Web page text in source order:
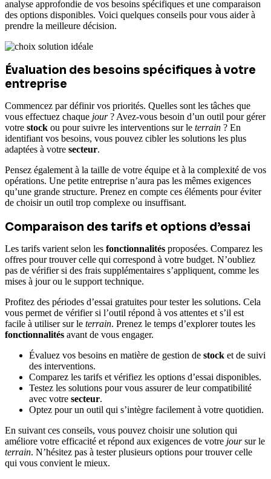
analyse approfondie de vos besoins spécifiques et une comparaison
des options disponibles. Voici quelques conseils pour vous aider à
prendre la meilleure décision.
Évaluation des besoins spécifiques à votre
entreprise
Commencez par définir vos priorités. Quelles sont les tâches que
vous effectuez chaque jour? Avez-vous besoin d’un outil pour gérer
votre stock ou pour suivre les interventions sur le terrain ? En
identifiant vos besoins, vous pouvez cibler les solutions les plus
adaptées à votre secteur.
Pensez également à la taille de votre équipe et à la complexité de vos
opérations. Une petite entreprise n’aura pas les mêmes exigences
qu’une grande structure. Prenez en compte ces éléments pour éviter
de choisir un outil trop complexe ou insuffisant.
Comparaison des tarifs et options d’essai
Les tarifs varient selon les fonctionnalités proposées. Comparez les
offres pour trouver celle qui correspond à votre budget. N’oubliez
pas de vérifier si des frais supplémentaires s’appliquent, comme les
mises à jour ou le support technique.
Profitez des périodes d’essai gratuites pour tester les solutions. Cela
vous permet de vérifier si l’outil répond à vos attentes et s’il est
facile à utiliser sur le terrain. Prenez le temps d’explorer toutes les
fonctionnalités avant de vous engager.
Évaluez vos besoins en matière de gestion de stock et de suivi
des interventions.
Comparez les tarifs et vérifiez les options d’essai disponibles.
Testez les solutions pour vous assurer de leur compatibilité
avec votre secteur.
Optez pour un outil qui s’intègre facilement à votre quotidien.
En suivant ces conseils, vous pouvez choisir une solution qui
améliore votre efficacité et répond aux exigences de votre joursur le
terrain. N’hésitez pas à tester plusieurs options pour trouver celle
qui vous convient le mieux.